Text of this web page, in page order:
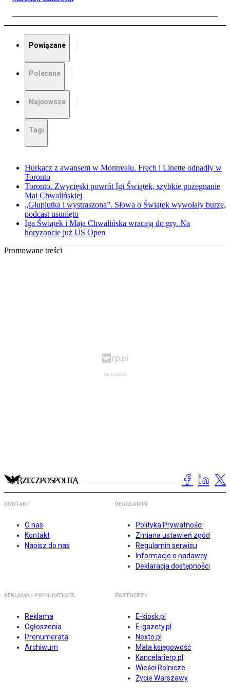
Powiązane
Polecane
Najnowsze
Tagi
Hurkacz z awansem w Montrealu. Fręch i Linette odpadły w
Toronto
Toronto. Zwycięski powrót Igi Świątek, szybkie pożegnanie
Mai Chwalińskiej
„Głupiutka i wystraszona”. Słowa o Świątek wywołały burzę,
podcast usunięto
Iga Świątek i Maja Chwalińska wracają do gry. Na
horyzoncie już US Open
Promowane treści
KONTAKT
O nas
Kontakt
Napisz do nas
REGULAMIN
Polityka Prywatności
Zmiana ustawień zgód
Regulamin serwisu
Informacje o nadawcy
Deklaracja dostępności
REKLAMA I PRENUMERATA
Reklama
Ogłoszenia
Prenumerata
Archiwum
PARTNERZY
E-kiosk.pl
E-gazety.pl
Nexto.pl
Mała księgowość
Kancelarierp.pl
Wieści Rolnicze
Życie Warszawy